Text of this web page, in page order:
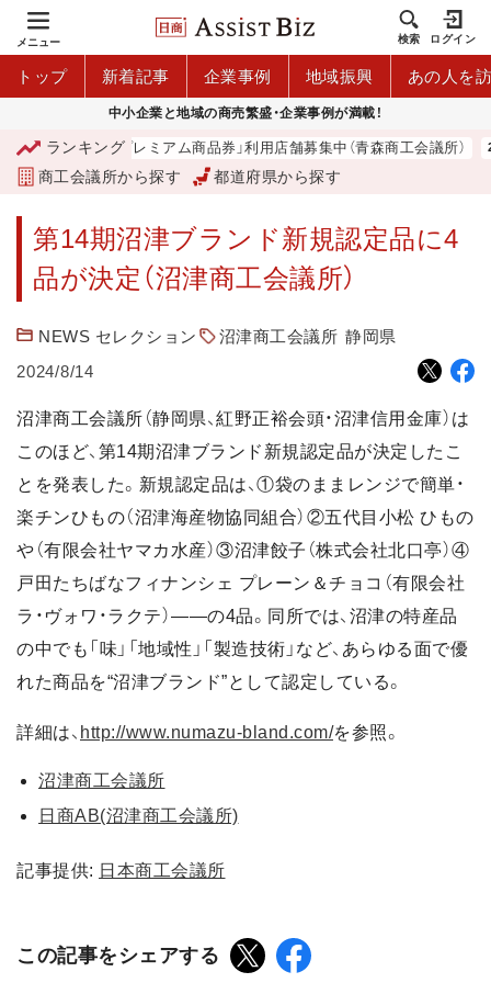
メニュー 検索 ログイン
トップ 新着記事 企業事例 地域振興 あの人を
中小企業と地域の商売繁盛・企業事例が満載！
ランキング
「青森市プレミアム商品券」利用店舗募集中（青森商工会議所）
商工会議所から探す 都道府県から探す
第14期沼津ブランド新規認定品に4
品が決定（沼津商工会議所）
NEWS セレクション 沼津商工会議所 静岡県
2024/8/14
沼津商工会議所（静岡県、紅野正裕会頭・沼津信用金庫）は
このほど、第14期沼津ブランド新規認定品が決定したこ
とを発表した。新規認定品は、①袋のままレンジで簡単・
楽チンひもの（沼津海産物協同組合）②五代目小松 ひもの
や（有限会社ヤマカ水産）③沼津餃子（株式会社北口亭）④
戸田たちばなフィナンシェ プレーン＆チョコ（有限会社
ラ・ヴォワ・ラクテ）――の4品。同所では、沼津の特産品
の中でも「味」「地域性」「製造技術」など、あらゆる面で優
れた商品を“沼津ブランド”として認定している。
詳細は、 http://www.numazu-bland.com/を参照。
沼津商工会議所
日商AB(沼津商工会議所)
記事提供: 日本商工会議所
この記事をシェアする